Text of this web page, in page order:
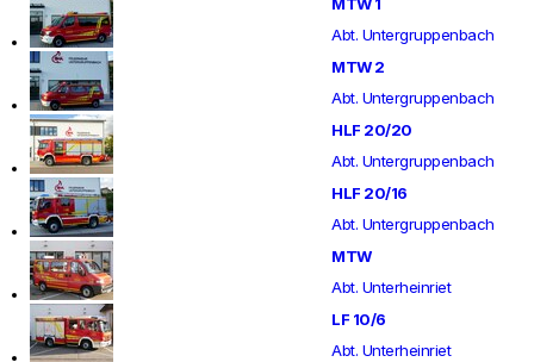
MTW 1
Abt. Untergruppenbach
MTW 2
Abt. Untergruppenbach
HLF 20/20
Abt. Untergruppenbach
HLF 20/16
Abt. Untergruppenbach
MTW
Abt. Unterheinriet
LF 10/6
Abt. Unterheinriet